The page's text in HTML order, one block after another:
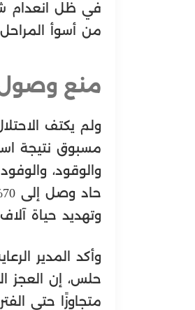
في ظل انعدام
من أسوأ
منع وصول
ولم يكتف
مسبوق نتيجة
والوقود،
وتهديد حياة
وأكد المدير
حلس، إن العجز
متجاوزًا حتى